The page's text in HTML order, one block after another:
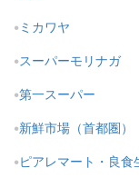
ミカワヤ
スーパーモリナガ
第一スーパー
新鮮市場（首都圏）
ピアレマート・良食